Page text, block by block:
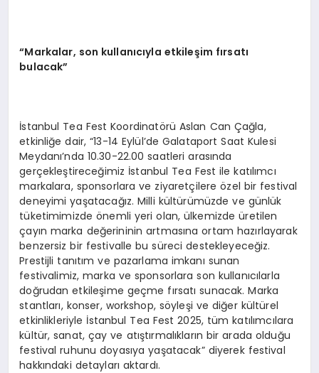
“Markalar, son kullanıcıyla etkileşim fırsatı
bulacak”
İstanbul Tea Fest Koordinatörü Aslan Can Çağla,
etkinliğe dair, “13-14 Eylül’de Galataport Saat Kulesi
Meydanı’nda 10.30-22.00 saatleri arasında
gerçekleştireceğimiz İstanbul Tea Fest ile katılımcı
markalara, sponsorlara ve ziyaretçilere özel bir festival
deneyimi yaşatacağız. Milli kültürümüzde ve günlük
tüketimimizde önemli yeri olan, ülkemizde üretilen
çayın marka değerininin artmasına ortam hazırlayarak
benzersiz bir festivalle bu süreci destekleyeceğiz.
Prestijli tanıtım ve pazarlama imkanı sunan
festivalimiz, marka ve sponsorlara son kullanıcılarla
doğrudan etkileşime geçme fırsatı sunacak. Marka
stantları, konser, workshop, söyleşi ve diğer kültürel
etkinlikleriyle İstanbul Tea Fest 2025, tüm katılımcılara
kültür, sanat, çay ve atıştırmalıkların bir arada olduğu
festival ruhunu doyasıya yaşatacak” diyerek festival
hakkındaki detayları aktardı.